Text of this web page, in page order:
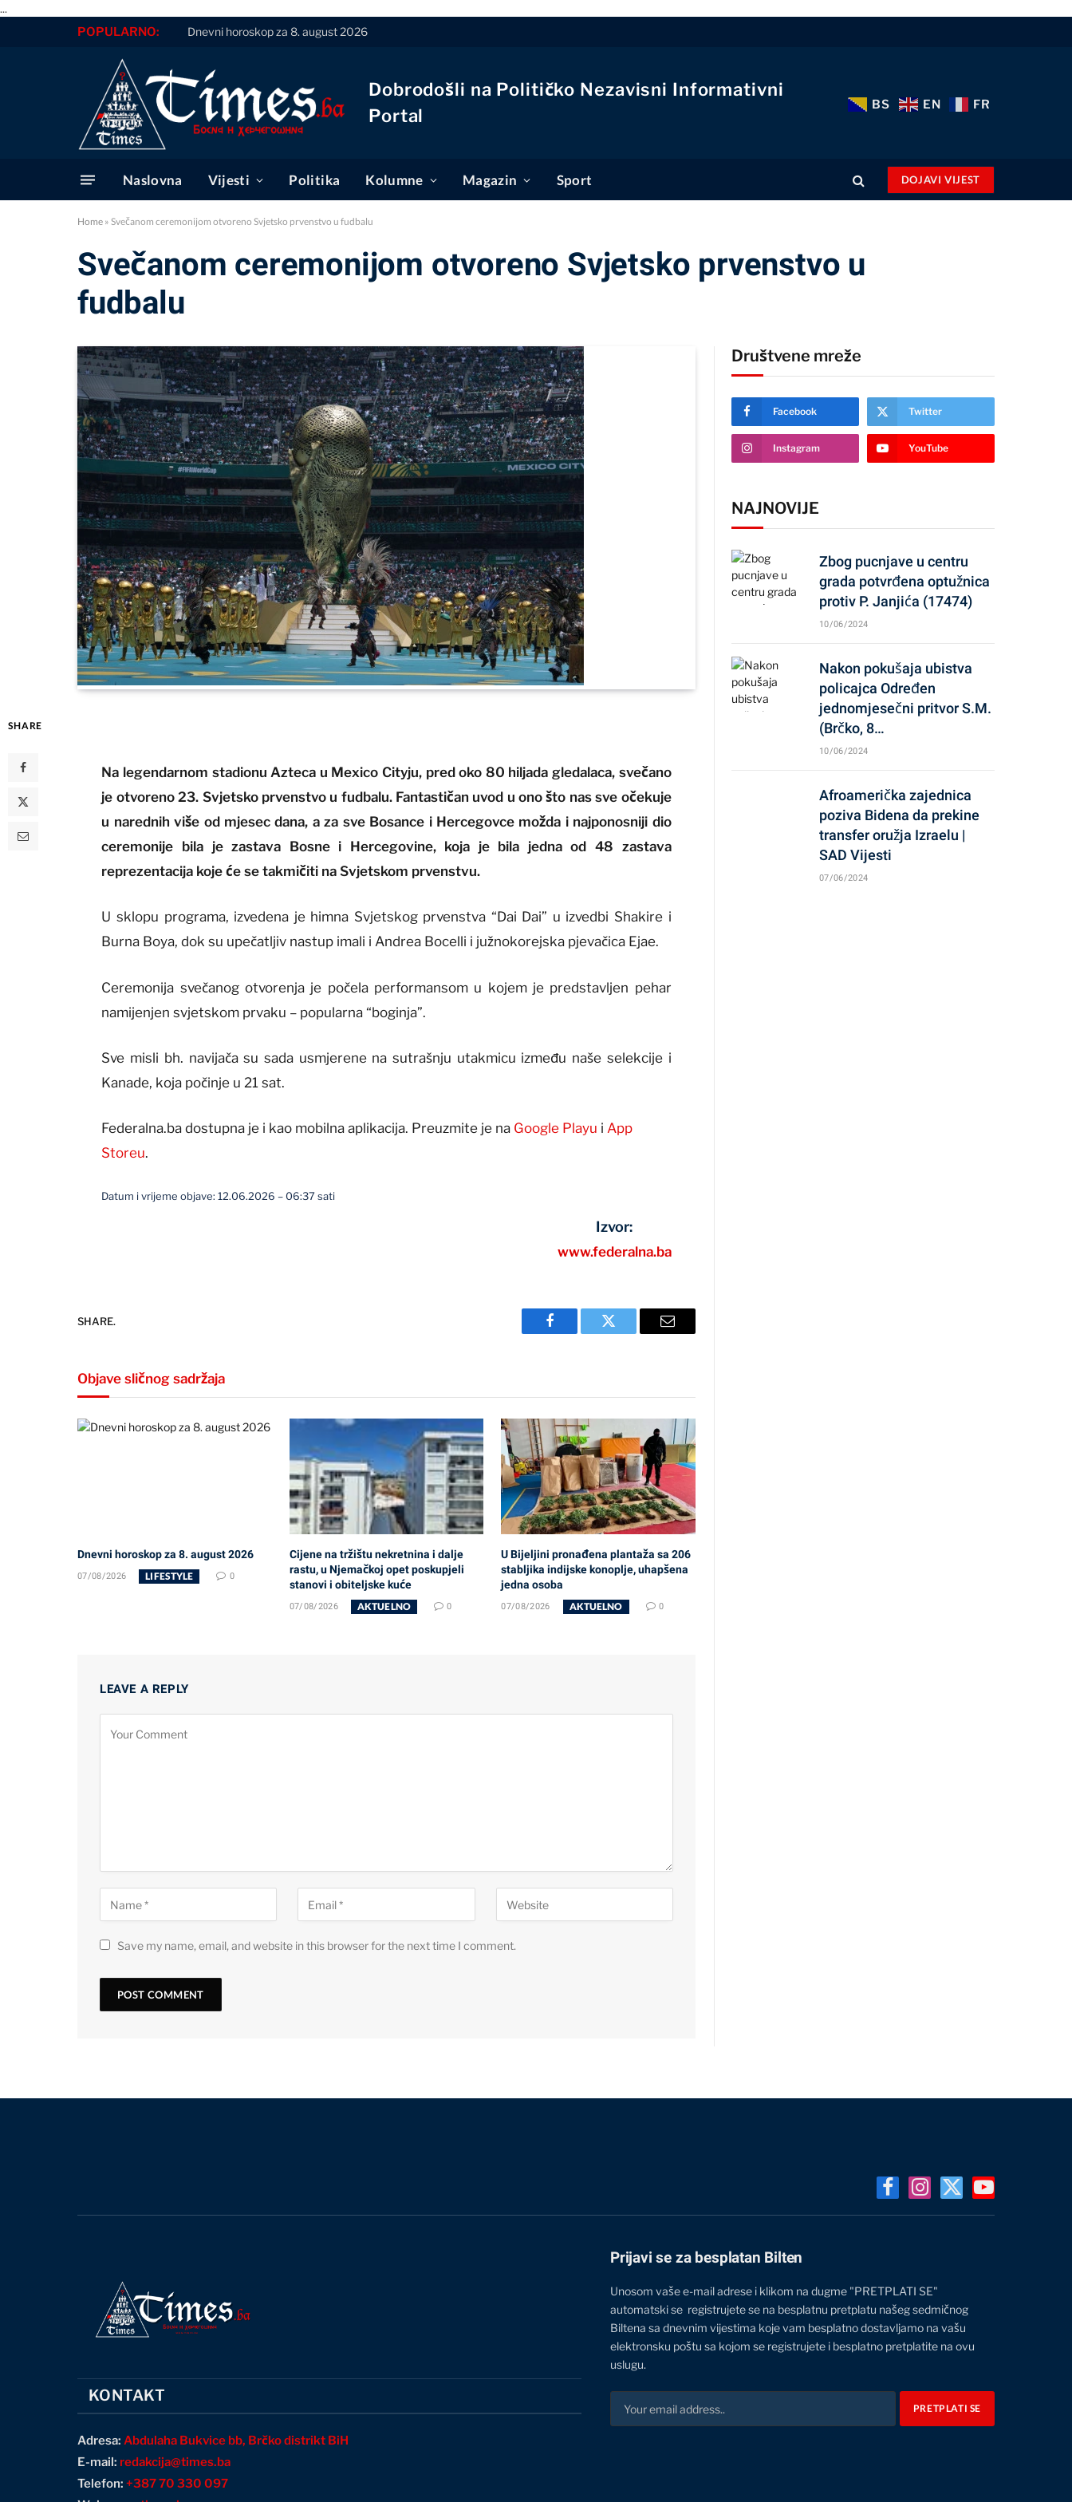
...
POPULARNO: Dnevni horoskop za 8. august 2026
Dobrodošli na Političko Nezavisni Informativni
Portal
BS EN FR
Naslovna Vijesti Politika Kolumne Magazin Sport DOJAVI VIJEST
Home » Svečanom ceremonijom otvoreno Svjetsko prvenstvo u fudbalu
Svečanom ceremonijom otvoreno Svjetsko prvenstvo u
fudbalu
SHARE
Na legendarnom stadionu Azteca u Mexico Cityju, pred oko 80 hiljada gledalaca, svečano
je otvoreno 23. Svjetsko prvenstvo u fudbalu. Fantastičan uvod u ono što nas sve očekuje
u narednih više od mjesec dana, a za sve Bosance i Hercegovce možda i najponosniji dio
ceremonije bila je zastava Bosne i Hercegovine, koja je bila jedna od 48 zastava
reprezentacija koje će se takmičiti na Svjetskom prvenstvu.
U sklopu programa, izvedena je himna Svjetskog prvenstva “Dai Dai” u izvedbi Shakire i
Burna Boya, dok su upečatljiv nastup imali i Andrea Bocelli i južnokorejska pjevačica Ejae.
Ceremonija svečanog otvorenja je počela performansom u kojem je predstavljen pehar
namijenjen svjetskom prvaku – popularna “boginja”.
Sve misli bh. navijača su sada usmjerene na sutrašnju utakmicu između naše selekcije i
Kanade, koja počinje u 21 sat.
Federalna.ba dostupna je i kao mobilna aplikacija. Preuzmite je na Google Playu i App
Storeu.
Datum i vrijeme objave: 12.06.2026 – 06:37 sati
Izvor:
www.federalna.ba
SHARE.
Facebook Twitter Email
Objave sličnog sadržaja
Dnevni horoskop za 8. august 2026
07/08/2026 LIFESTYLE 0
Cijene na tržištu nekretnina i dalje
rastu, u Njemačkoj opet poskupjeli
stanovi i obiteljske kuće
07/08/2026 AKTUELNO 0
U Bijeljini pronađena plantaža sa 206
stabljika indijske konoplje, uhapšena
jedna osoba
07/08/2026 AKTUELNO 0
LEAVE A REPLY
Save my name, email, and website in this browser for the next time I comment.
Društvene mreže
Facebook Twitter
Instagram YouTube
NAJNOVIJE
Zbog pucnjave u centru
grada potvrđena optužnica
protiv P. Janjića (17474)
10/06/2024
Nakon pokušaja ubistva
policajca Određen
jednomjesečni pritvor S.M.
(Brčko, 8…
10/06/2024
Afroamerička zajednica
poziva Bidena da prekine
transfer oružja Izraelu |
SAD Vijesti
07/06/2024
FacebookInstagram
X
(Twitter)
YouTube
KONTAKT
Adresa: Abdulaha Bukvice bb, Brčko distrikt BiH
E-mail: redakcija@times.ba
Telefon: +387 70 330 097
Prijavi se za besplatan Bilten
Unosom vaše e-mail adrese i klikom na dugme "PRETPLATI SE"
automatski se registrujete se na besplatnu pretplatu našeg sedmičnog
Biltena sa dnevnim vijestima koje vam besplatno dostavljamo na vašu
elektronsku poštu sa kojom se registrujete i besplatno pretplatite na ovu
uslugu.